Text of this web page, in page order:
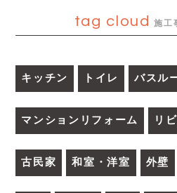
tag cloud 施工
キッチン トイレ バスル
マンションリフォーム リ
古民家 和室・洋室 外壁